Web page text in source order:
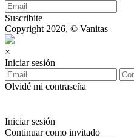
Suscribite
Copyright 2026, © Vanitas
×
Iniciar sesión
Olvidé mi contraseña
Iniciar sesión
Continuar como invitado